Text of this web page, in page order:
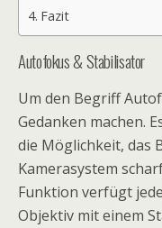
Fazit
Autofokus & Stabilisator
Um den Begriff
Gedanken machen.
die Möglichkeit, das
Kamerasystem
Funktion verfügt
Objektiv mit einem